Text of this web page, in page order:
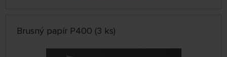
Brusný papír P400 (3 ks)